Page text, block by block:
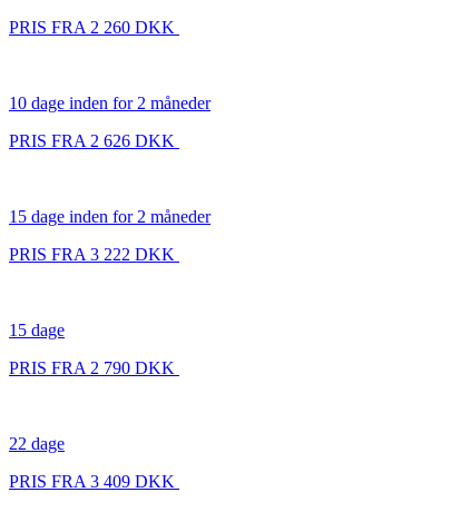
PRIS FRA 2 260 DKK
10 dage inden for 2 måneder
PRIS FRA 2 626 DKK
15 dage inden for 2 måneder
PRIS FRA 3 222 DKK
15 dage
PRIS FRA 2 790 DKK
22 dage
PRIS FRA 3 409 DKK